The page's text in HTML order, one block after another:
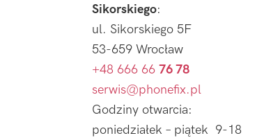
Sikorskiego:
ul. Sikorskiego 5F
53-659 Wrocław
+48 666 66 76 78
serwis@phonefix.pl
Godziny otwarcia:
poniedziałek – piątek 9-18